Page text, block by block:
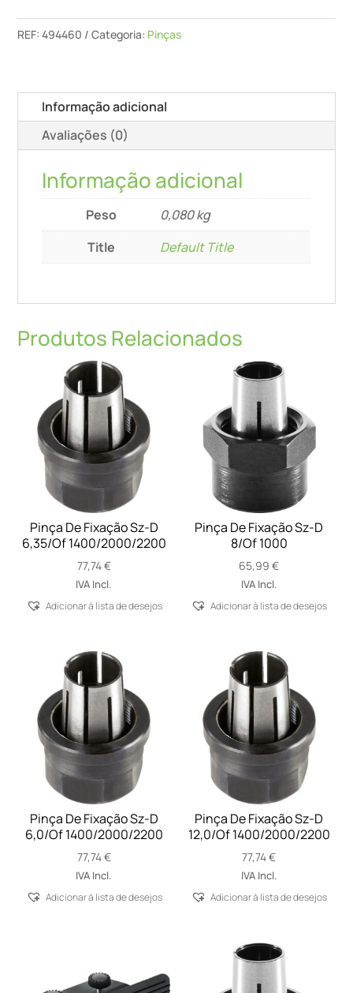
Sz-
1400/2000/2200
REF:494460 Categoria: Pinças
Informação adicional
Avaliações (0)
Informação adicional
Peso
0,080 kg
Title
Default Title
Produtos Relacionados
Pinça De Fixação Sz-D
6,35/Of 1400/2000/2200
77,74€
IVA Incl.
Adicionar á lista de desejos
Pinça De Fixação Sz-D
8/Of 1000
65,99€
IVA Incl.
Adicionar á lista de desejos
Pinça De Fixação Sz-D
6,0/Of 1400/2000/2200
77,74€
IVA Incl.
Adicionar á lista de desejos
Pinça De Fixação Sz-D
12,0/Of 1400/2000/2200
77,74€
IVA Incl.
Adicionar á lista de desejos